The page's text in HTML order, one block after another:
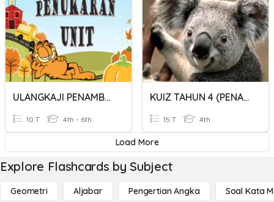
ULANGKAJI PENAMBAHAN & PENOLAKAN PENUKARAN UNIT
10 T 4th - 6th
KUIZ TAHUN 4 (PENAMBAHAN MASA)
15 T 4th
Load More
Explore Flashcards by Subject
Geometri Aljabar Pengertian Angka Soal Kata